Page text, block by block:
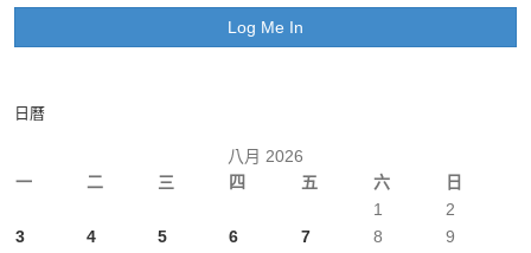
日曆
八月 2026
一
二 三 四 五 六 日
1
2
3
4 5 6 7 8
9